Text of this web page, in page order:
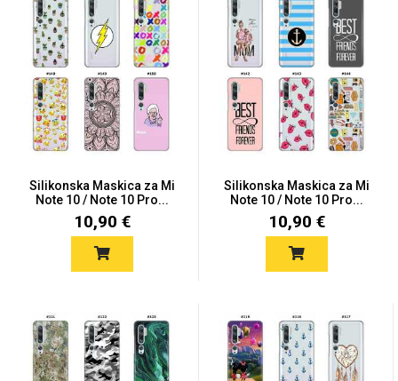
Silikonska Maskica za Mi
Note 10 / Note 10 Pro...
10,90 €
Silikonska Maskica za Mi
Note 10 / Note 10 Pro...
10,90 €